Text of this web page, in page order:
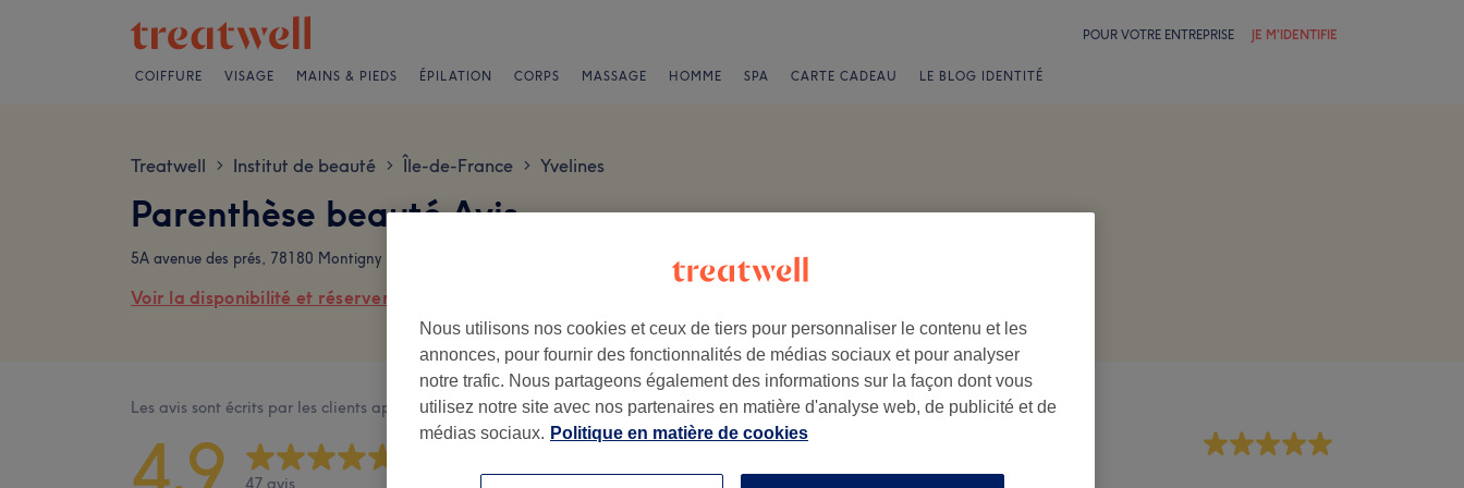
POUR VOTRE ENTREPRISE JE M'IDENTIFIE
COIFFURE VISAGE MAINS & PIEDS ÉPILATION CORPS MASSAGE HOMME SPA CARTE CADEAU LE BLOG IDENTITÉ
Treatwell > Institut de beauté > Île-de-France > Yvelines
Parenthèse beauté Avis
5A avenue des prés, 78180 Montigny le Bretonneux
Voir la disponibilité et réserver en ligne
Les avis sont écrits par les clients après leur visite.
4,9 47 avis
Ambiance
Nous utilisons nos cookies et ceux de tiers pour personnaliser le contenu et les
annonces, pour fournir des fonctionnalités de médias sociaux et pour analyser
notre trafic. Nous partageons également des informations sur la façon dont vous
utilisez notre site avec nos partenaires en matière d'analyse web, de publicité et de
médias sociaux. Politique en matière de cookies